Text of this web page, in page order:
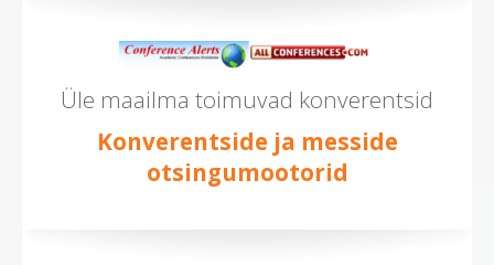
Üle maailma toimuvad konverentsid
Konverentside ja messide
otsingumootorid